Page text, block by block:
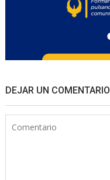
DEJAR UN COMENTARIO